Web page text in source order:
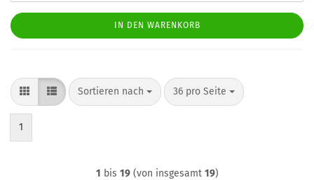
IN DEN WARENKORB
Sortieren nach
Sortieren nach 36 pro Seite
pro Seite
1
1 bis 19(von insgesamt 19)